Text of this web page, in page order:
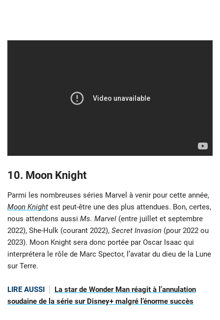
10. Moon Knight
Parmi les nombreuses séries Marvel à venir pour cette année,
Moon Knight est peut-être une des plus attendues. Bon, certes,
nous attendons aussi Ms. Marvel (entre juillet et septembre
2022), She-Hulk (courant 2022), Secret Invasion (pour 2022 ou
2023). Moon Knight sera donc portée par Oscar Isaac qui
interprétera le rôle de Marc Spector, l’avatar du dieu de la Lune
sur Terre.
LIRE AUSSI
La star de Wonder Man réagit à l’annulation
soudaine de la série sur Disney+ malgré l’énorme succès